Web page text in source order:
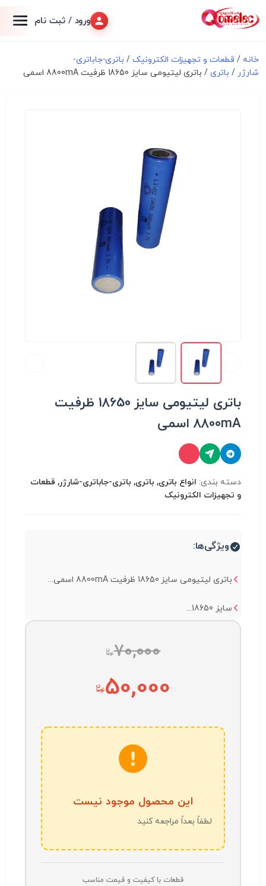
ورود / ثبت نام
خانه / قطعات و تجهیزات الکترونیک/ باتری-جاباتری-
شارژر / باتری/ باتری لیتیومی سایز 18650 ظرفیت 8800mA اسمی
باتری لیتیومی سایز 18650 ظرفیت
8800mA اسمی
دسته بندی: انواع باتری, باتری, باتری-جاباتری-شارژر, قطعات
و تجهیزات الکترونیک
ویژگی‌ها:
باتری لیتیومی سایز 18650 ظرفیت 8800mA اسمی...
سایز 18650...
70,000
50,000
این محصول موجود نیست
لطفاً بعداً مراجعه کنید
قطعات با کیفیت و قیمت مناسب